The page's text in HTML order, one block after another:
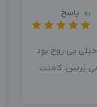
پاسخ
بی روح بود
می‌ پرسن، کامنت